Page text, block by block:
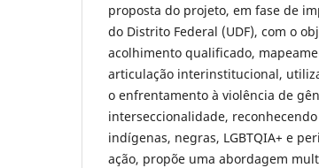
proposta do projeto, em fase de
do Distrito Federal (UDF), com o
acolhimento qualificado,
articulação interinstitucional,
o enfrentamento à violência de
interseccionalidade,
indígenas, negras, LGBTQIA+ e
ação, propõe uma abordagem